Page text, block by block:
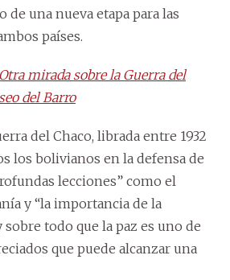
de una nueva etapa para las
países.
Otra mirada sobre la Guerra del
del Barro
del Chaco, librada entre 1932
los bolivianos en la defensa de
lecciones” como el
y “la importancia de la
todo que la paz es uno de
que puede alcanzar una